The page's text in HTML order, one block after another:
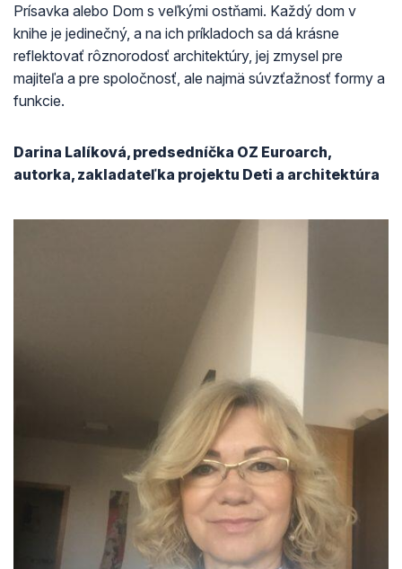
Prísavka alebo Dom s veľkými ostňami. Každý dom v
knihe je jedinečný, a na ich príkladoch sa dá krásne
reflektovať rôznorodosť architektúry, jej zmysel pre
majiteľa a pre spoločnosť, ale najmä súvzťažnosť formy a
funkcie.
Darina Lalíková, predsedníčka OZ Euroarch,
autorka, zakladateľka projektu Deti a architektúra